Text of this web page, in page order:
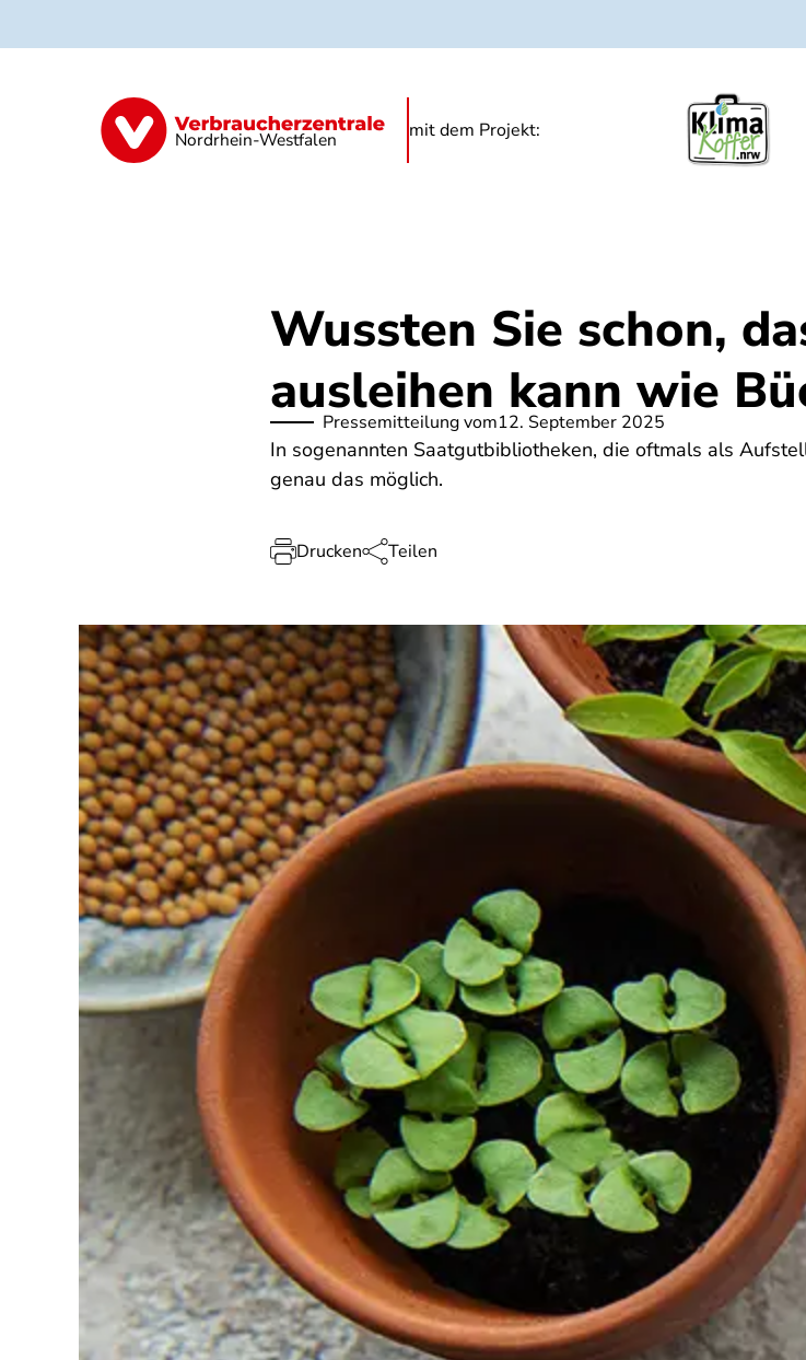
Nordrhein-Westfalen mit dem Projekt:
Begrünung Regenwasser Starkregen Hitze und Gesundheit
Wussten Sie schon,
ausleihen kann wie
Pressemitteilung vom12. September 2025
In sogenannten Saatgutbibliotheken, die oftmals als
genau das möglich.
Drucken Teilen